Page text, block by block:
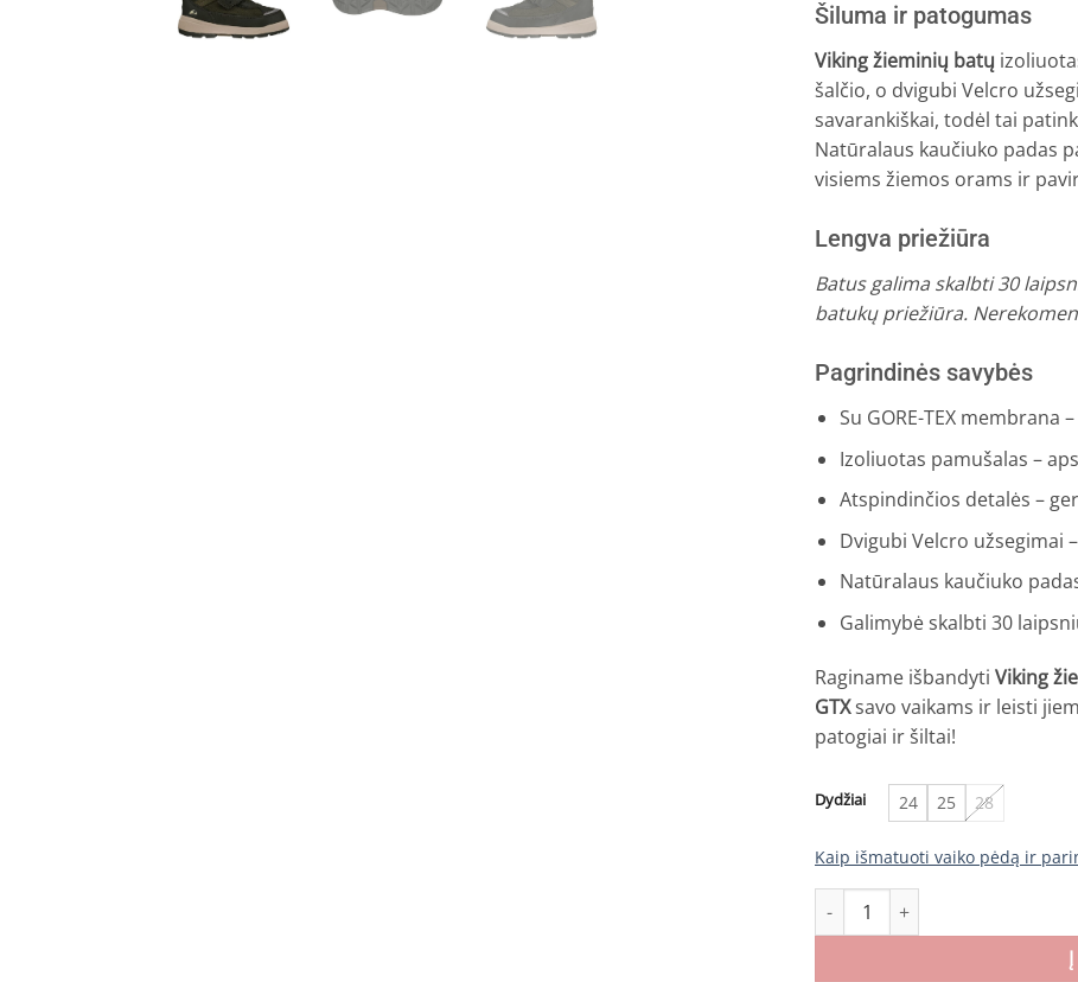
Šiluma ir patogumas
Viking žieminių batų
šalčio, o dvigubi Velcro
savarankiškai, todėl tai
Natūralaus kaučiuko padas
visiems žiemos orams ir
Lengva priežiūra
Batus galima skalbti 30
batukų priežiūra.
Pagrindinės savybės
Su GORE-TEX membrana
Izoliuotas pamušalas –
Atspindinčios detalės –
Dvigubi Velcro užsegimai
Natūralaus kaučiuko
Galimybė skalbti 30
Raginame išbandyti Viking
GTXsavo vaikams ir leisti
patogiai ir šiltai!
Dydžiai 24 25 28
Kaip išmatuoti vaiko pėdą ir
produkto kiekis: Viking žieminiai